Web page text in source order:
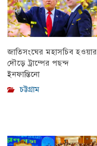
জাতিসংঘের মহাসচিব হওয়ার
দৌড়ে ট্রাম্পের পছন্দ
ইনফান্তিনো
চট্টগ্রাম